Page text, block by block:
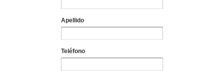
Apellido
Teléfono